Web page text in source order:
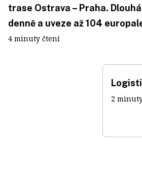
trase Ostrava – Praha.
denně a uveze až 104
4 minuty čtení
2